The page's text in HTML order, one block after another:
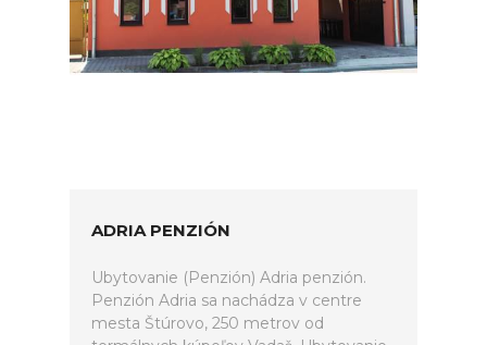
ADRIA PENZIÓN
Ubytovanie (Penzión) Adria penzión.
Penzión Adria sa nachádza v centre
mesta Štúrovo, 250 metrov od